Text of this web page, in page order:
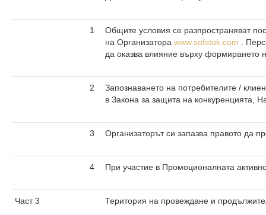
1
Общите условия се разпространяват
на Организатора www.sofstok.com .
да оказва влияние върху формирането
2
Запознаването на потребителите /
в Закона за защита на конкуренцията,
3 Организаторът си запазва правото да
4 При участие в Промоционалната
Част 3 Територия на провеждане и